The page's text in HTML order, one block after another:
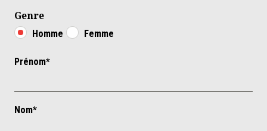
Genre
Homme Femme
Prénom*
Nom*